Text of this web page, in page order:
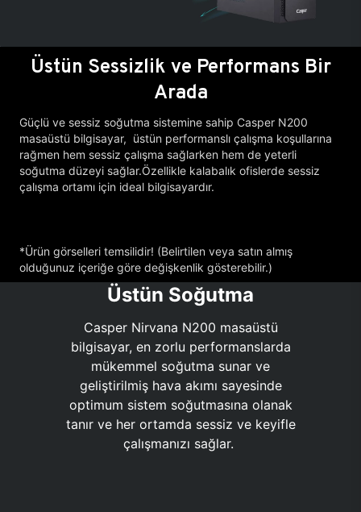
Üstün Sessizlik ve Performans Bir
Arada
Güçlü ve sessiz soğutma sistemine sahip Casper N200
masaüstü bilgisayar, üstün performanslı çalışma koşullarına
rağmen hem sessiz çalışma sağlarken hem de yeterli
soğutma düzeyi sağlar.Özellikle kalabalık ofislerde sessiz
çalışma ortamı için ideal bilgisayardır.
*Ürün görselleri temsilidir! (Belirtilen veya satın almış
olduğunuz içeriğe göre değişkenlik gösterebilir.)
Üstün Soğutma
Casper Nirvana N200 masaüstü
bilgisayar, en zorlu performanslarda
mükemmel soğutma sunar ve
geliştirilmiş hava akımı sayesinde
optimum sistem soğutmasına olanak
tanır ve her ortamda sessiz ve keyifle
çalışmanızı sağlar.